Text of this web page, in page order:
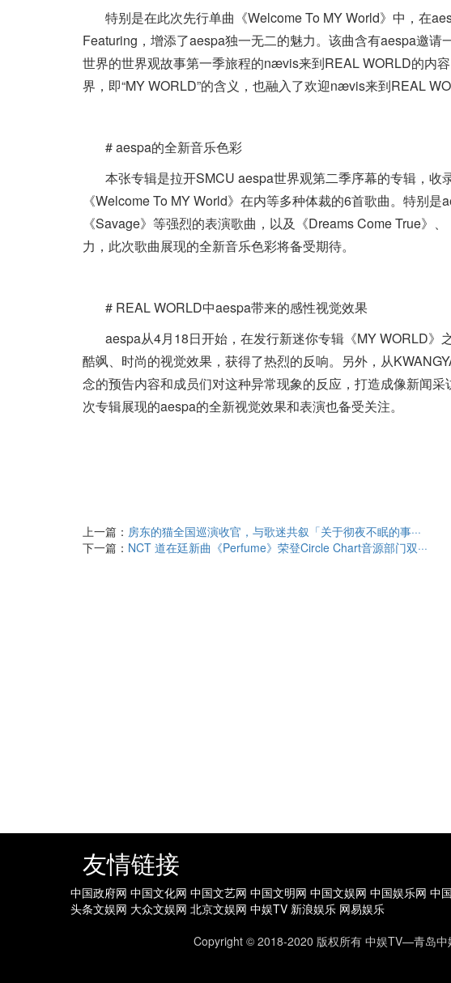
特别是在此次先行单曲《Welcome To MY World》中，在
Featuring，增添了aespa独一无二的魅力。该曲含有aespa邀请
世界的世界观故事第一季旅程的nævis来到REAL WORLD的内
界，即“MY WORLD”的含义，也融入了欢迎nævis来到REAL
# aespa的全新音乐色彩
本张专辑是拉开SMCU aespa世界观第二季序幕的专辑，收
《Welcome To MY World》在内等多种体裁的6首歌曲。特别
《Savage》等强烈的表演歌曲，以及《Dreams Come True》
力，此次歌曲展现的全新音乐色彩将备受期待。
# REAL WORLD中aespa带来的感性视觉效果
aespa从4月18日开始，在发行新迷你专辑《MY WORLD
酷飒、时尚的视觉效果，获得了热烈的反响。另外，从
念的预告内容和成员们对这种异常现象的反应，打造成像新闻
次专辑展现的aespa的全新视觉效果和表演也备受关注。
上一篇： 房东的猫全国巡演收官，与歌迷共叙「关于彻夜不眠的事···
下一篇： NCT 道在廷新曲《Perfume》荣登Circle Chart音源部门双···
友情链接
中国政府网 中国文化网 中国文艺网 中国文明网 中国文娱网 中国娱乐网 中
头条文娱网 大众文娱网 北京文娱网 中娱TV 新浪娱乐 网易娱乐
Copyright © 2018-2020 版权所有 中娱TV—青岛中